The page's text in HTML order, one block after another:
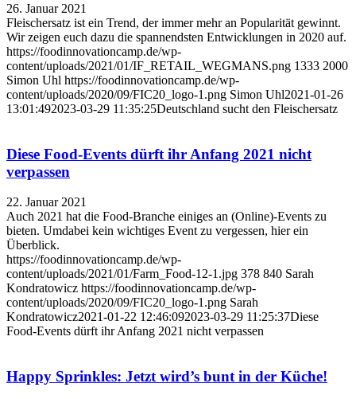
26. Januar 2021
Fleischersatz ist ein Trend, der immer mehr an Popularität gewinnt.
Wir zeigen euch dazu die spannendsten Entwicklungen in 2020 auf.
https://foodinnovationcamp.de/wp-
content/uploads/2021/01/IF_RETAIL_WEGMANS.png 1333 2000
Simon Uhl https://foodinnovationcamp.de/wp-
content/uploads/2020/09/FIC20_logo-1.png Simon Uhl2021-01-26
13:01:492023-03-29 11:35:25Deutschland sucht den Fleischersatz
Diese Food-Events dürft ihr Anfang 2021 nicht
verpassen
22. Januar 2021
Auch 2021 hat die Food-Branche einiges an (Online)-Events zu
bieten. Umdabei kein wichtiges Event zu vergessen, hier ein
Überblick.
https://foodinnovationcamp.de/wp-
content/uploads/2021/01/Farm_Food-12-1.jpg 378 840 Sarah
Kondratowicz https://foodinnovationcamp.de/wp-
content/uploads/2020/09/FIC20_logo-1.png Sarah
Kondratowicz2021-01-22 12:46:092023-03-29 11:25:37Diese
Food-Events dürft ihr Anfang 2021 nicht verpassen
Happy Sprinkles: Jetzt wird’s bunt in der Küche!